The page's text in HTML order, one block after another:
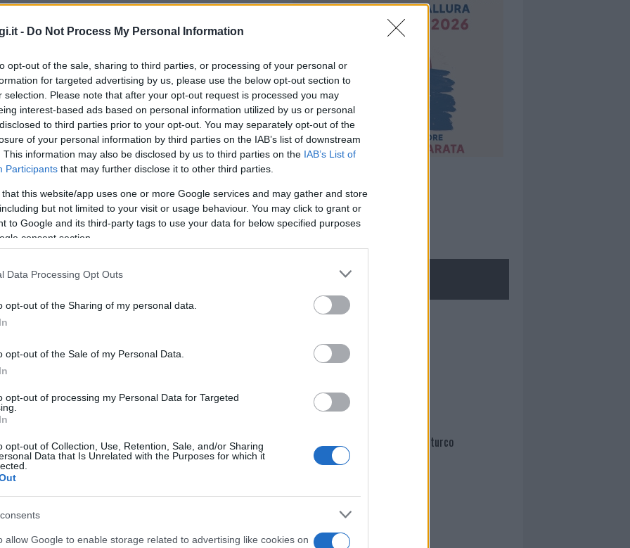
- Do Not Process My Personal Information
opt-out of the sale, sharing to third parties, or processing of your personal or
for targeted advertising by us, please use the below opt-out section to
selection. Please note that after your opt-out request is processed you may
interest-based ads based on personal information utilized by us or personal
to third parties prior to your opt-out. You may separately opt-out of the
of your personal information by third parties on the IAB’s list of downstream
This information may also be disclosed by us to third parties on the IAB’s List of
Participants that may further disclose it to other third parties.
that this website/app uses one or more Google services and may gather and store
but not limited to your visit or usage behaviour. You may click to grant or
to Google and its third-party tags to use your data for below specified purposes
consent section.
Data Processing Opt Outs
opt-out of the Sharing of my personal data.
opt-out of the Sale of my Personal Data.
opt-out of processing my Personal Data for Targeted
opt-out of Collection, Use, Retention, Sale, and/or Sharing
Data that Is Unrelated with the Purposes for which it
allow Google to enable storage related to advertising like cookies on
per gli antichi lavatoi e il belvedere di
scelte del sacerdote, tra cui la
di una statua dellaMadonnae la
sull’altare maggiore il Mercoledì delle
è legata alle celebrazioni della Settimana
comunità cattolica e attrazione per numerosi
il vescovo.
le critiche, ma il malcontento ha portato
Fornaciari, accusato di non
di non rilasciare dichiarazioni, mentre i
la situazione.
nella sezione
NECROLOGIE
Martina Agostina Diturco
I nostri cari